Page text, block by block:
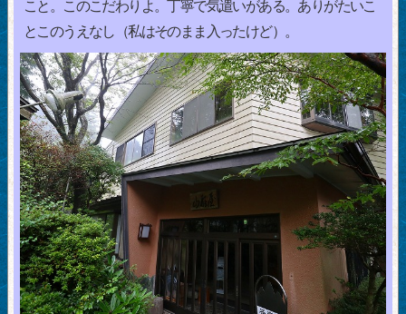
こと。このこだわりよ。丁寧で気遣いがある。ありがたいこ
とこのうえなし（私はそのまま入ったけど）。